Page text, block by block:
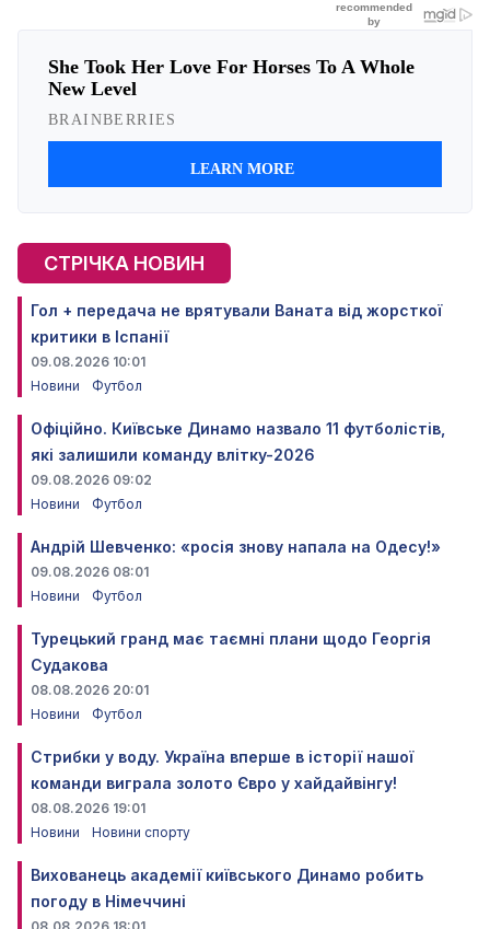
СТРІЧКА НОВИН
Гол + передача не врятували Ваната від жорсткої
критики в Іспанії
09.08.2026 10:01
Новини
Футбол
Офіційно. Київське Динамо назвало 11 футболістів,
які залишили команду влітку-2026
09.08.2026 09:02
Новини
Футбол
Андрій Шевченко: «росія знову напала на Одесу!»
09.08.2026 08:01
Новини
Футбол
Турецький гранд має таємні плани щодо Георгія
Судакова
08.08.2026 20:01
Новини
Футбол
Стрибки у воду. Україна вперше в історії нашої
команди виграла золото Євро у хайдайвінгу!
08.08.2026 19:01
Новини
Новини спорту
Вихованець академії київського Динамо робить
погоду в Німеччині